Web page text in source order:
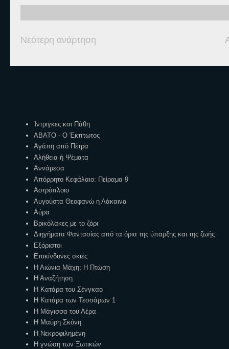
Νεότερη ανάρτηση
Ίντριγκες και Πάθη
ΑΒΑΤΟ - Ο Έκπτωτος
Αγάπη από Πέτρα
Αλήθεια ή Ψέματα
Αννάμεσα
Απόρρητο Κεφάλαιο: Πείραμα 9
Αστρόπλοιο
Αυγούστα Θεοφανώ η Λάκαινα
Αύρα
Βρικόλακες με το ζόρι
Διηγήματα Φαντασίας από τα όρια της ύπαρξης και της ζωής
Εξόριστοι
Επικίνδυνες σκιές
Η Αιώνια Μάχη: Η Πτώση
Η Αναζήτηση
Η Κατάρα του Σένγκαο
Η Κατάρα των Τεσσάρων 1
Η Μάγισσα του Αέρα
Η Μαύρη Σκόνη
Η Νεκροφιλημένη
Η γνώση των Ξωτικών